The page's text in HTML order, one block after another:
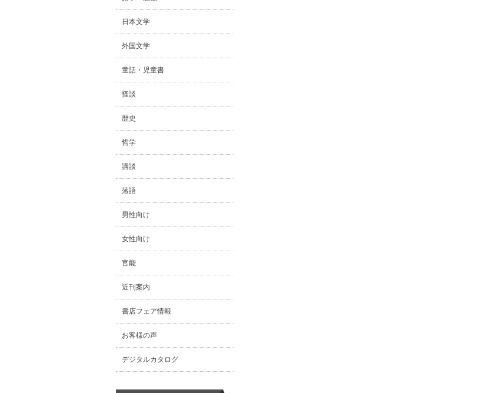
日本文学
外国文学
童話・児童書
怪談
歴史
哲学
講談
落語
男性向け
女性向け
官能
近刊案内
書店フェア情報
お客様の声
デジタルカタログ